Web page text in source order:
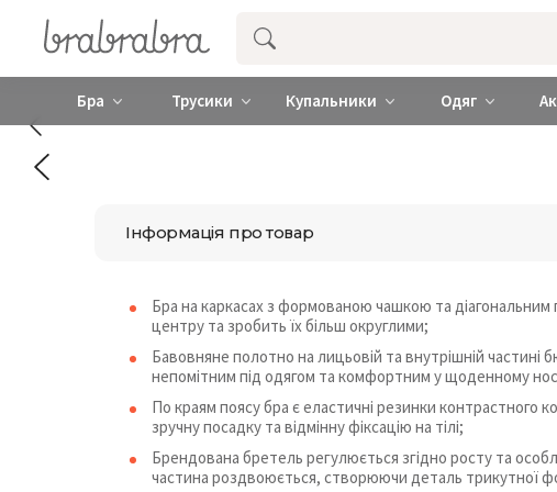
Купити нижню жіночу білизну ❤️ brabrabra ❤️
Бра Трусики Купальники Одяг
Інформація про товар
Бра на каркасах з формованою чашкою та діагональним
центру та зробить їх більш округлими;
Бавовняне полотно на лицьовій та внутрішній частині
непомітним під одягом та комфортним у щоденному
По краям поясу бра є еластичні резинки контрастного
зручну посадку та відмінну фіксацію на тілі;
Брендована бретель регулюється згідно росту та
частина роздвоюється, створюючи деталь трикутної